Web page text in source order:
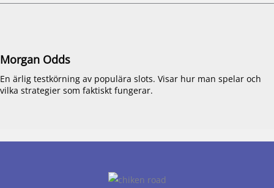
Morgan Odds
En ärlig testkörning av populära slots. Visar hur man spelar och
vilka strategier som faktiskt fungerar.